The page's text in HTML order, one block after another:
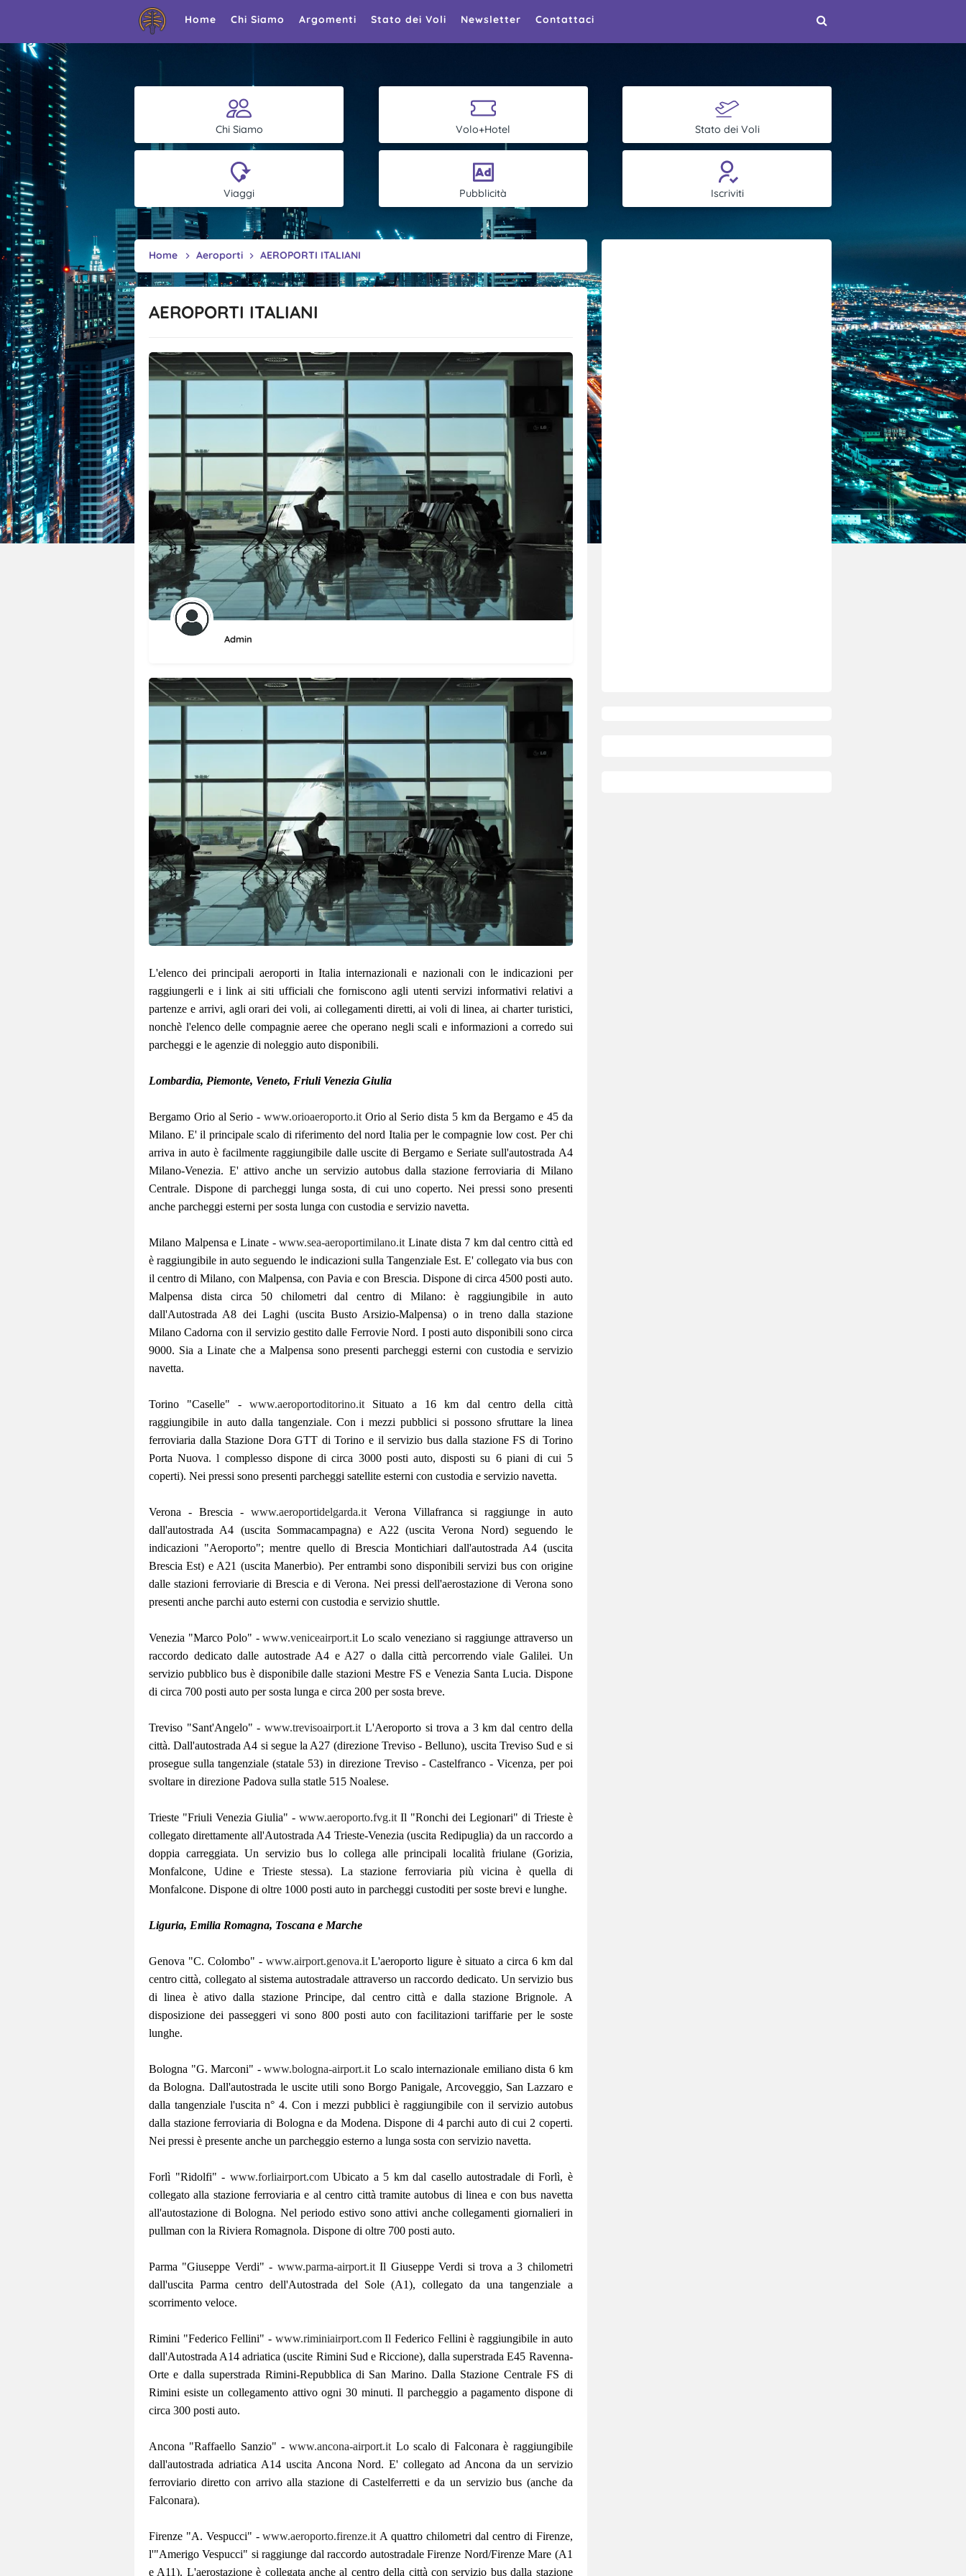
Home Chi Siamo Argomenti Stato dei Voli Newsletter Contattaci
Chi Siamo Volo+Hotel Stato dei Voli
Viaggi Pubblicità Iscriviti
Home Aeroporti AEROPORTI ITALIANI
AEROPORTI ITALIANI
Admin
L'elenco dei principali aeroporti in Italia internazionali e nazionali con le indicazioni per
raggiungerli e i link ai siti ufficiali che forniscono agli utenti servizi informativi relativi a
partenze e arrivi, agli orari dei voli, ai collegamenti diretti, ai voli di linea, ai charter turistici,
nonchè l'elenco delle compagnie aeree che operano negli scali e informazioni a corredo sui
parcheggi e le agenzie di noleggio auto disponibili.
Lombardia, Piemonte, Veneto, Friuli Venezia Giulia
Bergamo Orio al Serio - www.orioaeroporto.itOrio al Serio dista 5 km da Bergamo e 45 da
Milano. E' il principale scalo di riferimento del nord Italia per le compagnie low cost. Per chi
arriva in auto è facilmente raggiungibile dalle uscite di Bergamo e Seriate sull'autostrada A4
Milano-Venezia. E' attivo anche un servizio autobus dalla stazione ferroviaria di Milano
Centrale. Dispone di parcheggi lunga sosta, di cui uno coperto. Nei pressi sono presenti
anche parcheggi esterni per sosta lunga con custodia e servizio navetta.
Milano Malpensa e Linate -www.sea-aeroportimilano.itLinate dista 7 km dal centro città ed
è raggiungibile in auto seguendo le indicazioni sulla Tangenziale Est. E' collegato via bus con
il centro di Milano, con Malpensa, con Pavia e con Brescia. Dispone di circa 4500 posti auto.
Malpensa dista circa 50 chilometri dal centro di Milano: è raggiungibile in auto
dall'Autostrada A8 dei Laghi (uscita Busto Arsizio-Malpensa) o in treno dalla stazione
Milano Cadorna con il servizio gestito dalle Ferrovie Nord. I posti auto disponibili sono circa
9000. Sia a Linate che a Malpensa sono presenti parcheggi esterni con custodia e servizio
navetta.
Torino "Caselle" -www.aeroportoditorino.itSituato a 16 km dal centro della città
raggiungibile in auto dalla tangenziale. Con i mezzi pubblici si possono sfruttare la linea
ferroviaria dalla Stazione Dora GTT di Torino e il servizio bus dalla stazione FS di Torino
Porta Nuova. l complesso dispone di circa 3000 posti auto, disposti su 6 piani di cui 5
coperti). Nei pressi sono presenti parcheggi satellite esterni con custodia e servizio navetta.
Verona - Brescia -www.aeroportidelgarda.itVerona Villafranca si raggiunge in auto
dall'autostrada A4 (uscita Sommacampagna) e A22 (uscita Verona Nord) seguendo le
indicazioni "Aeroporto"; mentre quello di Brescia Montichiari dall'autostrada A4 (uscita
Brescia Est) e A21 (uscita Manerbio). Per entrambi sono disponibili servizi bus con origine
dalle stazioni ferroviarie di Brescia e di Verona. Nei pressi dell'aerostazione di Verona sono
presenti anche parchi auto esterni con custodia e servizio shuttle.
Venezia "Marco Polo" -www.veniceairport.itLo scalo veneziano si raggiunge attraverso un
raccordo dedicato dalle autostrade A4 e A27 o dalla città percorrendo viale Galilei. Un
servizio pubblico bus è disponibile dalle stazioni Mestre FS e Venezia Santa Lucia. Dispone
di circa 700 posti auto per sosta lunga e circa 200 per sosta breve.
Treviso "Sant'Angelo" -www.trevisoairport.itL'Aeroporto si trova a 3 km dal centro della
città. Dall'autostrada A4 si segue la A27 (direzione Treviso - Belluno), uscita Treviso Sud e si
prosegue sulla tangenziale (statale 53) in direzione Treviso - Castelfranco - Vicenza, per poi
svoltare in direzione Padova sulla statle 515 Noalese.
Trieste "Friuli Venezia Giulia" - www.aeroporto.fvg.itIl "Ronchi dei Legionari" di Trieste è
collegato direttamente all'Autostrada A4 Trieste-Venezia (uscita Redipuglia) da un raccordo a
doppia carreggiata. Un servizio bus lo collega alle principali località friulane (Gorizia,
Monfalcone, Udine e Trieste stessa). La stazione ferroviaria più vicina è quella di
Monfalcone. Dispone di oltre 1000 posti auto in parcheggi custoditi per soste brevi e lunghe.
Liguria, Emilia Romagna, Toscana e Marche
Genova "C. Colombo" - www.airport.genova.itL'aeroporto ligure è situato a circa 6 km dal
centro città, collegato al sistema autostradale attraverso un raccordo dedicato. Un servizio bus
di linea è ativo dalla stazione Principe, dal centro città e dalla stazione Brignole. A
disposizione dei passeggeri vi sono 800 posti auto con facilitazioni tariffarie per le soste
lunghe.
Bologna "G. Marconi" -www.bologna-airport.itLo scalo internazionale emiliano dista 6 km
da Bologna. Dall'autostrada le uscite utili sono Borgo Panigale, Arcoveggio, San Lazzaro e
dalla tangenziale l'uscita n° 4. Con i mezzi pubblici è raggiungibile con il servizio autobus
dalla stazione ferroviaria di Bologna e da Modena. Dispone di 4 parchi auto di cui 2 coperti.
Nei pressi è presente anche un parcheggio esterno a lunga sosta con servizio navetta.
Forlì "Ridolfi" - www.forliairport.comUbicato a 5 km dal casello autostradale di Forlì, è
collegato alla stazione ferroviaria e al centro città tramite autobus di linea e con bus navetta
all'autostazione di Bologna. Nel periodo estivo sono attivi anche collegamenti giornalieri in
pullman con la Riviera Romagnola. Dispone di oltre 700 posti auto.
Parma "Giuseppe Verdi" - www.parma-airport.itIl Giuseppe Verdi si trova a 3 chilometri
dall'uscita Parma centro dell'Autostrada del Sole (A1), collegato da una tangenziale a
scorrimento veloce.
Rimini "Federico Fellini" - www.riminiairport.comIl Federico Fellini è raggiungibile in auto
dall'Autostrada A14 adriatica (uscite Rimini Sud e Riccione), dalla superstrada E45 Ravenna-
Orte e dalla superstrada Rimini-Repubblica di San Marino. Dalla Stazione Centrale FS di
Rimini esiste un collegamento attivo ogni 30 minuti. Il parcheggio a pagamento dispone di
circa 300 posti auto.
Ancona "Raffaello Sanzio" -www.ancona-airport.itLo scalo di Falconara è raggiungibile
dall'autostrada adriatica A14 uscita Ancona Nord. E' collegato ad Ancona da un servizio
ferroviario diretto con arrivo alla stazione di Castelferretti e da un servizio bus (anche da
Falconara).
Firenze "A. Vespucci" -www.aeroporto.firenze.itA quattro chilometri dal centro di Firenze,
l'"Amerigo Vespucci" si raggiunge dal raccordo autostradale Firenze Nord/Firenze Mare (A1
e A11). L'aerostazione è collegata anche al centro della città con servizio bus dalla stazione